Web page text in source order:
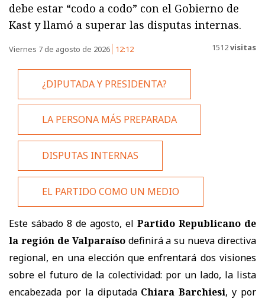
debe estar “codo a codo” con el Gobierno de
Kast y llamó a superar las disputas internas.
Viernes 7 de agosto de 2026 12:12 1512visitas
¿DIPUTADA Y PRESIDENTA?
LA PERSONA MÁS PREPARADA
DISPUTAS INTERNAS
EL PARTIDO COMO UN MEDIO
Este sábado 8 de agosto, el Partido Republicano de
la región de Valparaísodefinirá a su nueva directiva
regional, en una elección que enfrentará dos visiones
sobre el futuro de la colectividad: por un lado, la lista
encabezada por la diputada Chiara Barchiesi, y por